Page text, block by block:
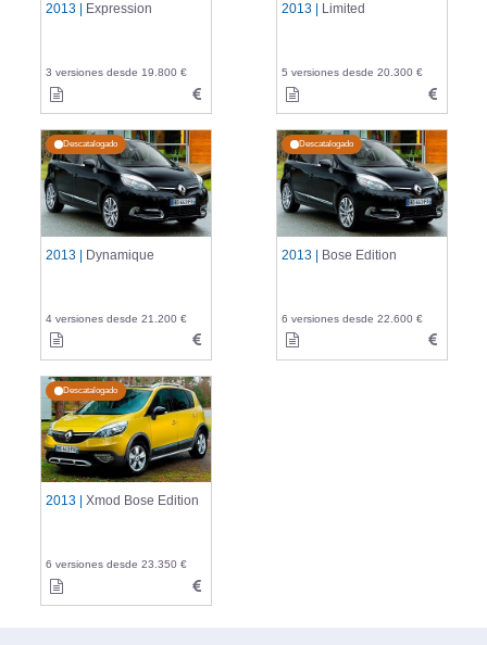
2013 | Expression
3 versiones desde 19.800 €
2013 | Limited
5 versiones desde 20.300 €
Descatalogado
2013 | Dynamique
4 versiones desde 21.200 €
Descatalogado
2013 | Bose Edition
6 versiones desde 22.600 €
Descatalogado
2013 | Xmod Bose Edition
6 versiones desde 23.350 €